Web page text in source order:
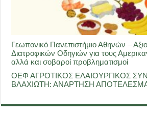
Γεωπονικό Πανεπιστήμιο Αθηνών –
Διατροφικών Οδηγιών για τους
αλλά και σοβαροί προβληματισμοί
ΟΕΦ ΑΓΡΟΤΙΚΟΣ ΕΛΑΙΟΥΡΓΙΚΟΣ
ΒΛΑΧΙΩΤΗ: ΑΝΑΡΤΗΣΗ